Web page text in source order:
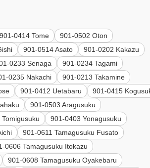
901-0414 Tome
901-0502 Oton
901-0514 Asato
901-0202 Kakazu
0233 Senaga
901-0234 Tagami
0235 Nakachi
901-0213 Takamine
901-0412 Uetabaru
901-0415
901-0503 Aragusuku
901-0403 Yonagusuku
901-0611 Tamagusuku Fusato
0606 Tamagusuku Itokazu
901-0608 Tamagusuku Oyakebaru